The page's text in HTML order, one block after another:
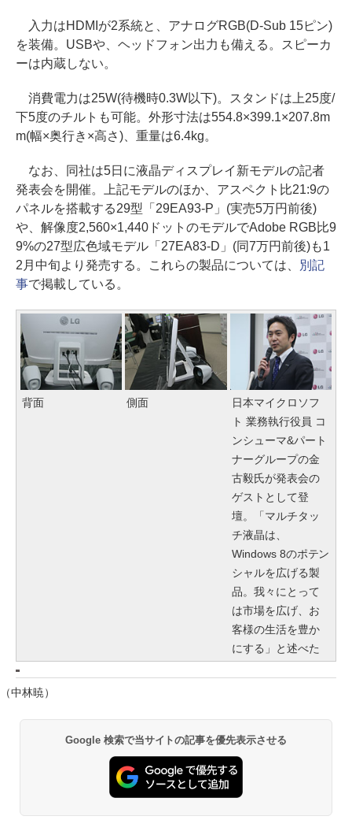
入力はHDMIが2系統と、アナログRGB(D-Sub 15ピン)
を装備。USBや、ヘッドフォン出力も備える。スピーカ
ーは内蔵しない。
消費電力は25W(待機時0.3W以下)。スタンドは上25度/
下5度のチルトも可能。外形寸法は554.8×399.1×207.8m
m(幅×奥行き×高さ)、重量は6.4kg。
なお、同社は5日に液晶ディスプレイ新モデルの記者
発表会を開催。上記モデルのほか、アスペクト比21:9の
パネルを搭載する29型「29EA93-P」(実売5万円前後)
や、解像度2,560×1,440ドットのモデルでAdobe RGB比9
9%の27型広色域モデル「27EA83-D」(同7万円前後)も1
2月中旬より発売する。これらの製品については、
別記
事で掲載している。
背面 側面
日本マイクロソフ
ト 業務執行役員 コ
ンシューマ&パート
ナーグループの金
古毅氏が発表会の
ゲストとして登
壇。「マルチタッ
チ液晶は、
Windows 8のポテン
シャルを広げる製
品。我々にとって
は市場を広げ、お
客様の生活を豊か
にする」と述べた
（中林暁）
Google 検索で当サイトの記事を優先表示させる